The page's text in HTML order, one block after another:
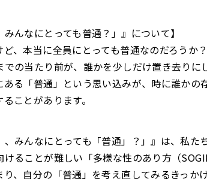
んなにとっても普通？」』について】
、本当に全員にとっても普通なのだろうか？
での当たり前が、誰かを少しだけ置き去りに
る「普通」という思い込みが、時に誰かの
ことがあります。
、みんなにとっても「普通」？」』は、私
ることが難しい「多様な性のあり方（
、自分の「普通」を考え直してみるきっか